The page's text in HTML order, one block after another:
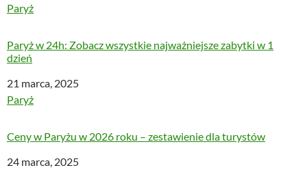
W odniesieniu do
Paryż
Paryż w 24h: Zobacz wszystkie najważniejsze zabytki w 1
dzień
Data
21 marca, 2025
W odniesieniu do
Paryż
Ceny w Paryżu w 2026 roku – zestawienie dla turystów
Data
24 marca, 2025